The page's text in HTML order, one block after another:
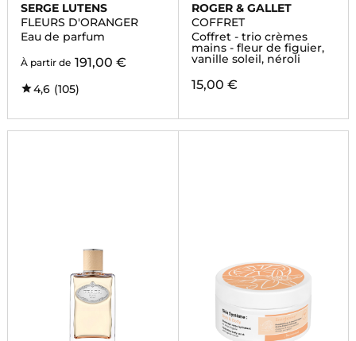
SERGE LUTENS
FLEURS D'ORANGER
Eau de parfum
À partir de 191,00 €
4,6 (105)
ROGER & GALLET
COFFRET
Coffret - trio crèmes
mains - fleur de figuier,
vanille soleil, néroli
15,00 €